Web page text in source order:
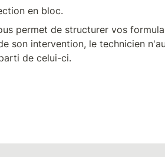
en bloc.
permet de structurer vos
son intervention, le technicien
de celui-ci.